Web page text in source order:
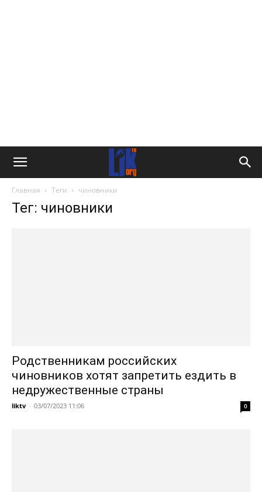
Главная Теги чиновники
Тег: чиновники
Родственникам российских
чиновников хотят запретить ездить в
недружественные страны
liktv - 03/07/2023 11:06 0